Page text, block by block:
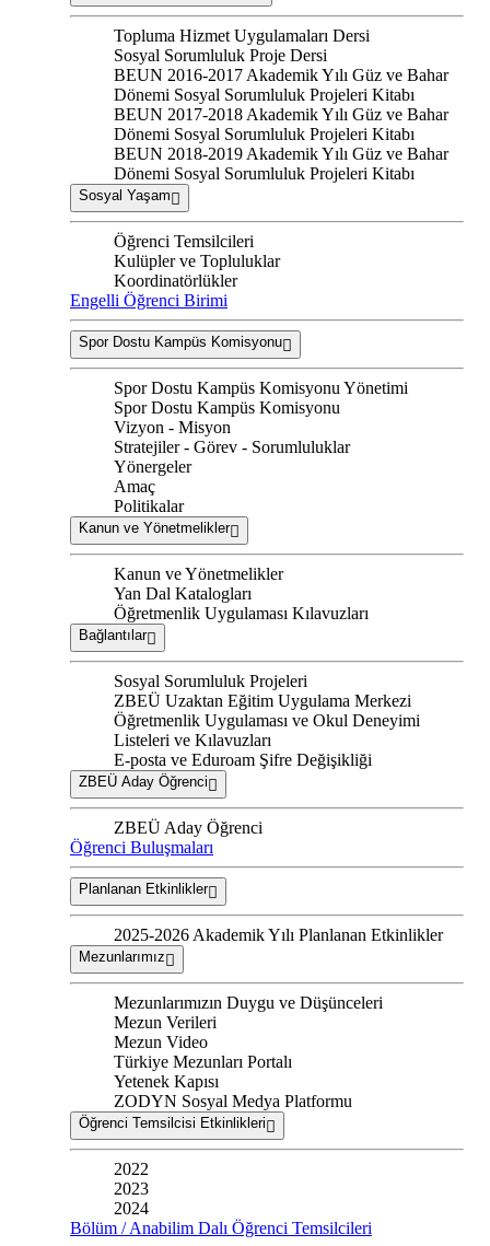
Topluma Hizmet Uygulamaları Dersi
Sosyal Sorumluluk Proje Dersi
BEUN 2016-2017 Akademik Yılı Güz ve Bahar
Dönemi Sosyal Sorumluluk Projeleri Kitabı
BEUN 2017-2018 Akademik Yılı Güz ve Bahar
Dönemi Sosyal Sorumluluk Projeleri Kitabı
BEUN 2018-2019 Akademik Yılı Güz ve Bahar
Dönemi Sosyal Sorumluluk Projeleri Kitabı
Sosyal Yaşam
Öğrenci Temsilcileri
Kulüpler ve Topluluklar
Koordinatörlükler
Engelli Öğrenci Birimi
Spor Dostu Kampüs Komisyonu
Spor Dostu Kampüs Komisyonu Yönetimi
Spor Dostu Kampüs Komisyonu
Vizyon - Misyon
Stratejiler - Görev - Sorumluluklar
Yönergeler
Amaç
Politikalar
Kanun ve Yönetmelikler
Kanun ve Yönetmelikler
Yan Dal Katalogları
Öğretmenlik Uygulaması Kılavuzları
Bağlantılar
Sosyal Sorumluluk Projeleri
ZBEÜ Uzaktan Eğitim Uygulama Merkezi
Öğretmenlik Uygulaması ve Okul Deneyimi
Listeleri ve Kılavuzları
E-posta ve Eduroam Şifre Değişikliği
ZBEÜ Aday Öğrenci
ZBEÜ Aday Öğrenci
Öğrenci Buluşmaları
Planlanan Etkinlikler
2025-2026 Akademik Yılı Planlanan Etkinlikler
Mezunlarımız
Mezunlarımızın Duygu ve Düşünceleri
Mezun Verileri
Mezun Video
Türkiye Mezunları Portalı
Yetenek Kapısı
ZODYN Sosyal Medya Platformu
Öğrenci Temsilcisi Etkinlikleri
2022
2023
2024
Bölüm / Anabilim Dalı Öğrenci Temsilcileri